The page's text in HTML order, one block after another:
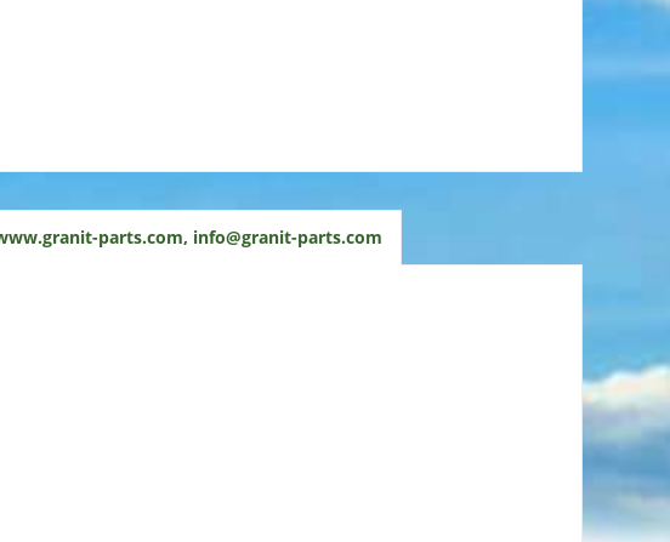
parts.com, info@granit-parts.com